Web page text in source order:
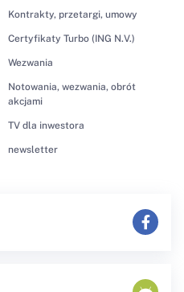
Kontrakty, przetargi, umowy
Certyfikaty Turbo (ING N.V.)
Wezwania
Notowania, wezwania, obrót
akcjami
TV dla inwestora
newsletter